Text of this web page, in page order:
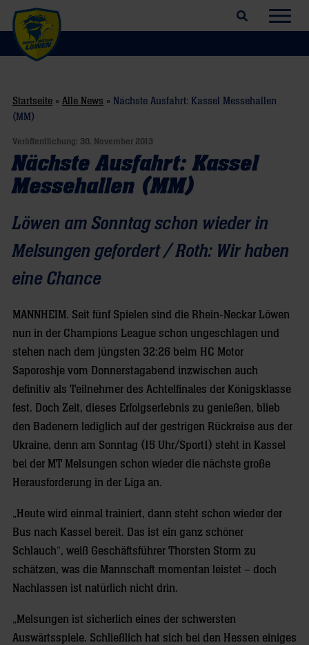
Suchfeld öffnen
Startseite » Alle News » Nächste Ausfahrt: Kassel Messehallen
(MM)
Veröffentlichung: 30. November 2013
Nächste Ausfahrt: Kassel
Messehallen (MM)
Löwen am Sonntag schon wieder in
Melsungen gefordert / Roth: Wir haben
eine Chance
MANNHEIM. Seit fünf Spielen sind die Rhein-Neckar Löwen
nun in der Champions League schon ungeschlagen und
stehen nach dem jüngsten 32:26 beim HC Motor
Saporoshje vom Donnerstagabend inzwischen auch
definitiv als Teilnehmer des Achtelfinales der Königsklasse
fest. Doch Zeit, dieses Erfolgserlebnis zu genießen, blieb
den Badenern lediglich auf der gestrigen Rückreise aus der
Ukraine, denn am Sonntag (15 Uhr/Sport1) steht in Kassel
bei der MT Melsungen schon wieder die nächste große
Herausforderung in der Liga an.
„Heute wird einmal trainiert, dann steht schon wieder der
Bus nach Kassel bereit. Das ist ein ganz schöner
Schlauch“, weiß Geschäftsführer Thorsten Storm zu
schätzen, was die Mannschaft momentan leistet – doch
Nachlassen ist natürlich nicht drin.
„Melsungen ist sicherlich eines der schwersten
Auswärtsspiele. Schließlich hat sich bei den Hessen einiges